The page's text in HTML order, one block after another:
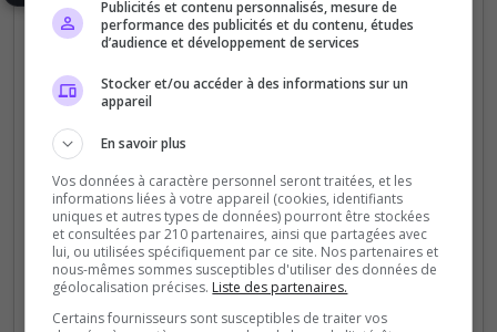
PVP Semi-RP Vanilla
[FR Coalition | FTC] Frères de TranChées
FR ONLY
FTC est une équipe fraichement créée ! Notre
Publicités et contenu personnalisés, mesure de
performance des publicités et du contenu, études
d’audience et développement de services
Stocker et/ou accéder à des informations sur un
appareil
En savoir plus
Vos données à caractère personnel seront traitées, et les
informations liées à votre appareil (cookies, identifiants
uniques et autres types de données) pourront être stockées
et consultées par 210 partenaires, ainsi que partagées avec
lui, ou utilisées spécifiquement par ce site. Nos partenaires et
nous-mêmes sommes susceptibles d'utiliser des données de
géolocalisation précises. Liste des partenaires.
Certains fournisseurs sont susceptibles de traiter vos